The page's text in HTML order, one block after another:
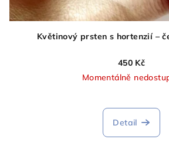
Květinový prsten s hortenzií –
450 Kč
Momentálně
hodnocení
produktu
Detail